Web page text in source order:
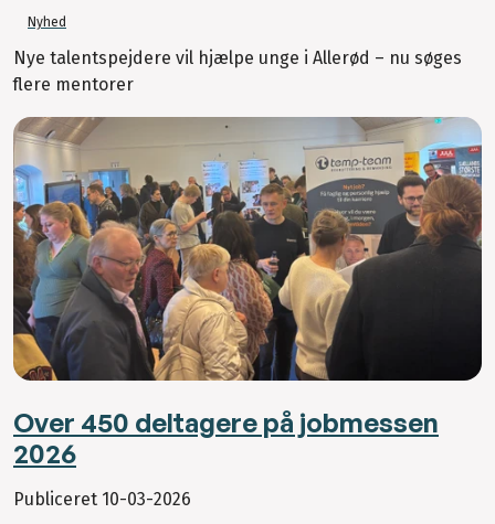
Nyhed
Nye talentspejdere vil hjælpe unge i Allerød – nu søges
flere mentorer
Over 450 deltagere på jobmessen
2026
Publiceret 10-03-2026